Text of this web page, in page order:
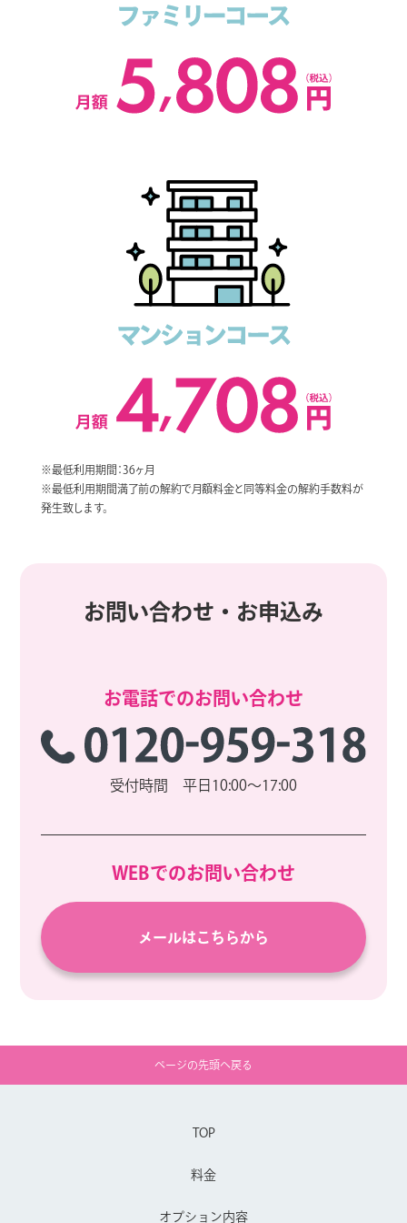
※最低利用期間：36ヶ月
※最低利用期間満了前の解約で月額料金と同等料金の解約手数料が
発生致します。
お問い合わせ・お申込み
お電話でのお問い合わせ
受付時間 平日10:00～17:00
WEBでのお問い合わせ
メールはこちらから
ページの先頭へ戻る
TOP
料金
オプション内容